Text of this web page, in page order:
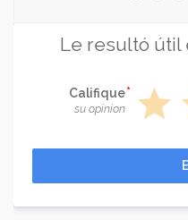
Le resultó útil
Califique
su opinion star